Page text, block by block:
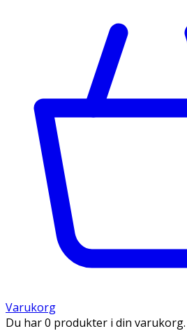
Varukorg
Du har 0 produkter i din varukorg.